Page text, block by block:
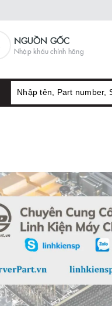
NGUỒN GỐC
Nhập khẩu chính hãng